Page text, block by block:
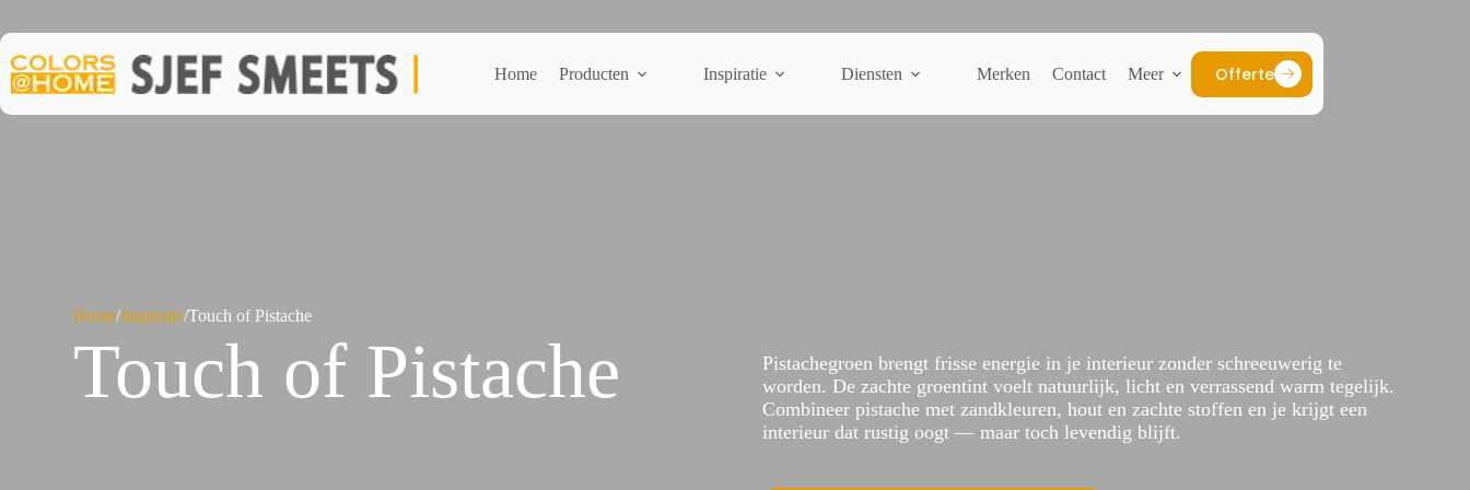
de
inhoud
Home Producten Inspiratie Diensten Merken Contact Meer Offerte
Home/Inspiratie/Touch of Pistache
Touch of Pistache
Pistachegroen brengt frisse energie in je interieur zonder schreeuwerig te
worden. De zachte groentint voelt natuurlijk, licht en verrassend warm tegelijk.
Combineer pistache met zandkleuren, hout en zachte stoffen en je krijgt een
interieur dat rustig oogt — maar toch levendig blijft.